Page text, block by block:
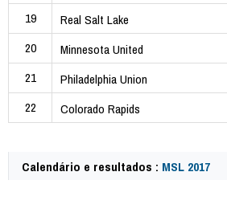
19
Real Salt Lake
20
Minnesota United
21
Philadelphia Union
22
Colorado Rapids
Calendário e resultados : MSL 2017